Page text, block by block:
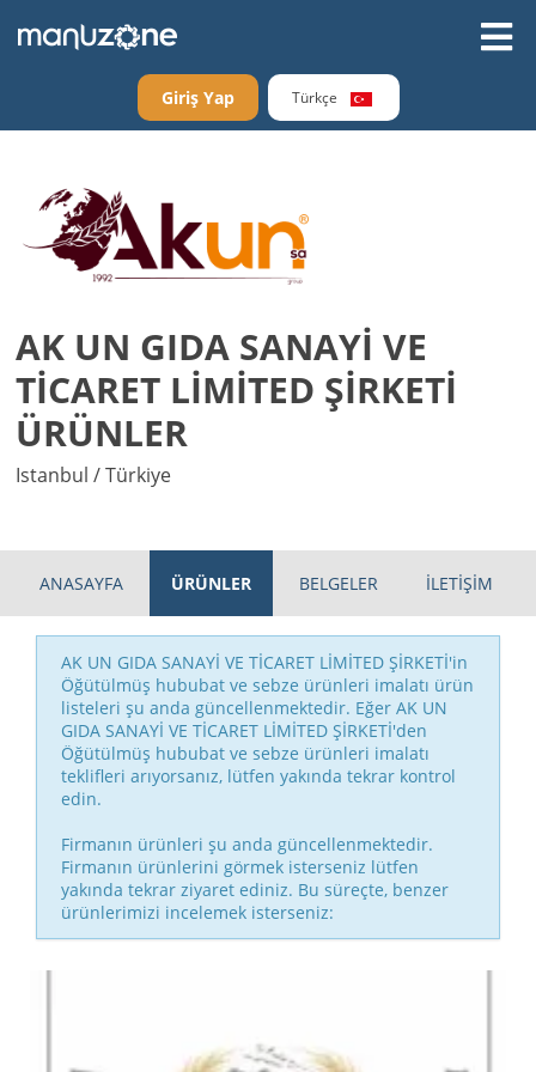
Giriş Yap Türkçe
AK UN GIDA SANAYİ VE
TİCARET LİMİTED ŞİRKETİ
ÜRÜNLER
Istanbul / Türkiye
ANASAYFA ÜRÜNLER BELGELER İLETİŞİM
AK UN GIDA SANAYİ VE TİCARET LİMİTED ŞİRKETİ'in
Öğütülmüş hububat ve sebze ürünleri imalatı ürün
listeleri şu anda güncellenmektedir. Eğer AK UN
GIDA SANAYİ VE TİCARET LİMİTED ŞİRKETİ'den
Öğütülmüş hububat ve sebze ürünleri imalatı
teklifleri arıyorsanız, lütfen yakında tekrar kontrol
edin.
Firmanın ürünleri şu anda güncellenmektedir.
Firmanın ürünlerini görmek isterseniz lütfen
yakında tekrar ziyaret ediniz. Bu süreçte, benzer
ürünlerimizi incelemek isterseniz: